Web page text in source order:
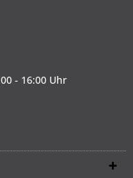
- 16:00 Uhr